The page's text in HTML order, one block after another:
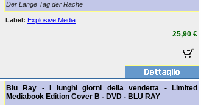
Der Lange Tag der Rache
Label: Explosive Media
25,90 €
Blu Ray - I lunghi giorni della vendetta - Limited
Mediabook Edition Cover B - DVD - BLU RAY